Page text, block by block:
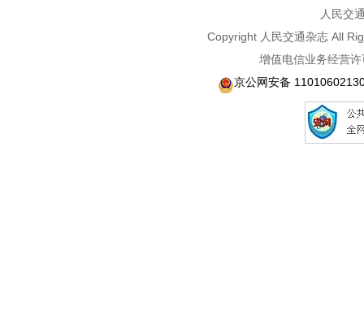
人民交
Copyright 人民交通杂志 All
增值电信业务经营
京公网安备